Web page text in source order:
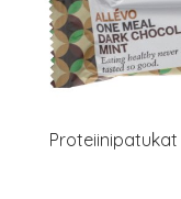
Proteiinipatukat